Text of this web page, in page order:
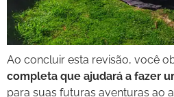
Ao concluir esta revisão, você
completa que ajudará a fazer
para suas futuras aventuras ao